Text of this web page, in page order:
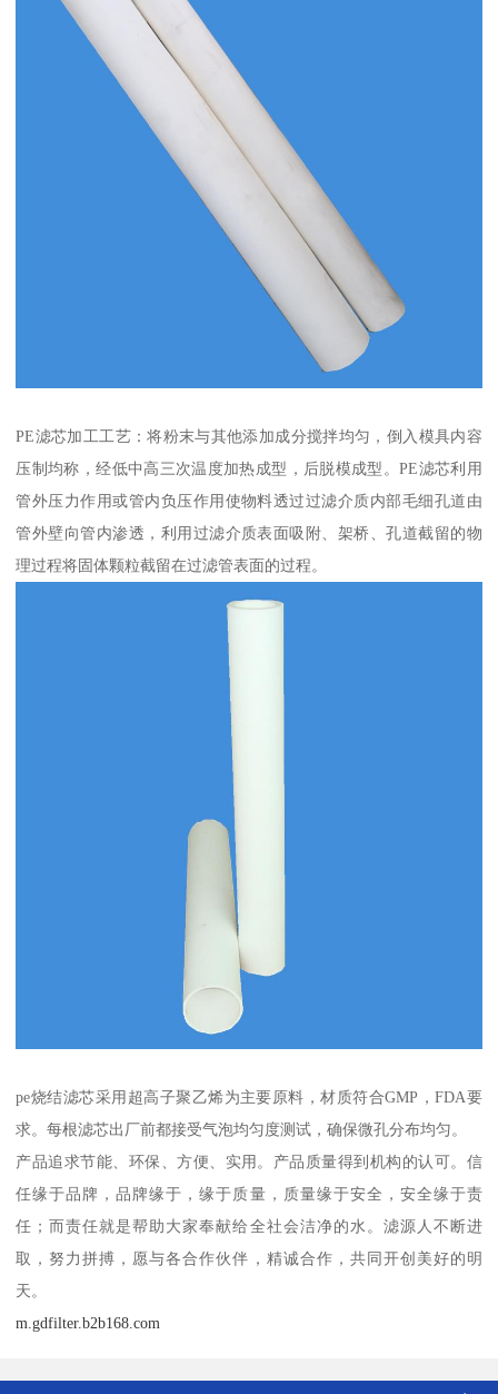
PE滤芯加工工艺：将粉末与其他添加成分搅拌均匀，倒入模具内容
压制均称，经低中高三次温度加热成型，后脱模成型。PE滤芯利用
管外压力作用或管内负压作用使物料透过过滤介质内部毛细孔道由
管外壁向管内渗透，利用过滤介质表面吸附、架桥、孔道截留的物
理过程将固体颗粒截留在过滤管表面的过程。
pe烧结滤芯采用超高子聚乙烯为主要原料，材质符合GMP，FDA要
求。每根滤芯出厂前都接受气泡均匀度测试，确保微孔分布均匀。
产品追求节能、环保、方便、实用。产品质量得到机构的认可。信
任缘于品牌，品牌缘于，缘于质量，质量缘于安全，安全缘于责
任；而责任就是帮助大家奉献给全社会洁净的水。滤源人不断进
取，努力拼搏，愿与各合作伙伴，精诚合作，共同开创美好的明
天。
m.gdfilter.b2b168.com